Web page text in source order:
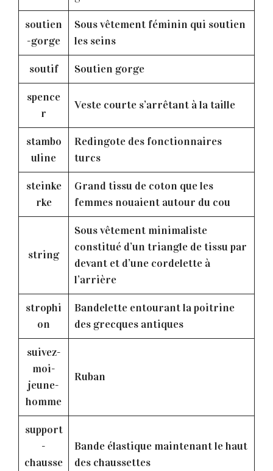
soutien
-gorge
Sous vêtement féminin qui soutien
les seins
soutif Soutien gorge
spence
r
Veste courte s’arrêtant à la taille
stambo
uline
Redingote des fonctionnaires
turcs
steinke
rke
Grand tissu de coton que les
femmes nouaient autour du cou
string
Sous vêtement minimaliste
constitué d’un triangle de tissu par
devant et d’une cordelette à
l’arrière
strophi
on
Bandelette entourant la poitrine
des grecques antiques
suivez-
moi-
jeune-
homme
Ruban
support
-
chausse
Bande élastique maintenant le haut
des chaussettes